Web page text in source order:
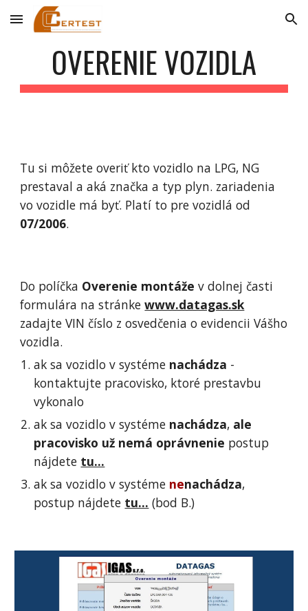
Skip to main content Skip to navigation
OVERENIE VOZIDLA
Tu si môžete overiť kto vozidlo na LPG, NG
prestaval a aká značka a typ plyn. zariadenia
07/2006.
Do políčka Overenie montáže v dolnej časti
formulára na stránke www.datagas.sk
zadajte VIN číslo z osvedčenia o evidencii Vášho
vozidla.
ak sa vozidlo v systéme nachádza -
kontaktujte pracovisko, ktoré prestavbu
vykonalo
ak sa vozidlo v systéme nachádza, ale
pracovisko už nemá oprávnenie postup
nájdete tu...
ak sa vozidlo v systéme nenachádza,
postup nájdete tu... (bod B.)